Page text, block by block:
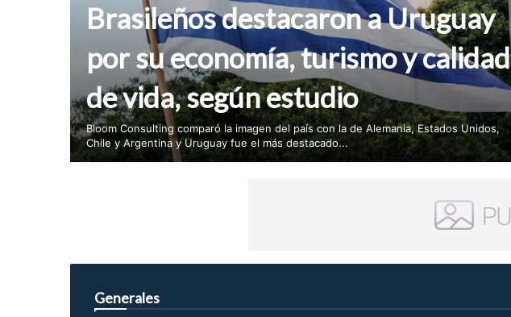
Brasileños destacaron a Uruguay
por su economía, turismo y calidad
de vida, según estudio
Bloom Consulting comparó la imagen del país con la de Alemania, Estados Unidos,
Chile y Argentina y Uruguay fue el más destacado...
Generales